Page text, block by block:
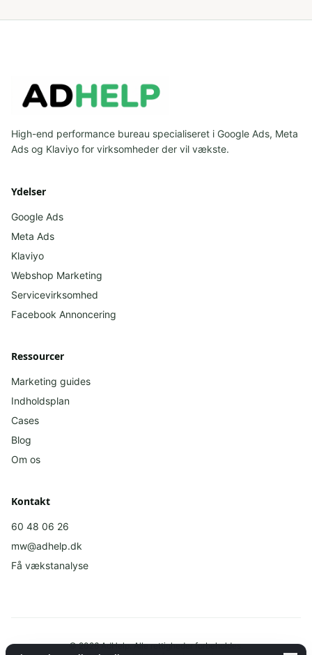
High-end performance bureau specialiseret i Google Ads, Meta
Ads og Klaviyo for virksomheder der vil vækste.
Ydelser
Google Ads
Meta Ads
Klaviyo
Webshop Marketing
Servicevirksomhed
Facebook Annoncering
Ressourcer
Marketing guides
Indholdsplan
Cases
Blog
Om os
Kontakt
60 48 06 26
mw@adhelp.dk
Få vækstanalyse
©2026AdHelp.Alle rettigheder forbeholdes.